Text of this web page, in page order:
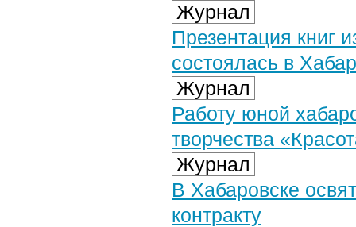
Журнал
Презентация книг
состоялась в
Журнал
Работу юной
творчества
Журнал
В Хабаровске
контракту